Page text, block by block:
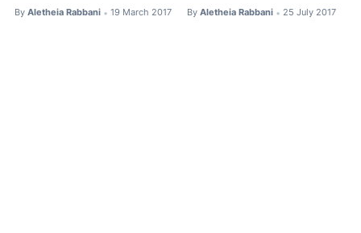
By Aletheia Rabbani • 19 March 2017 By Aletheia Rabbani • 25 July 2017